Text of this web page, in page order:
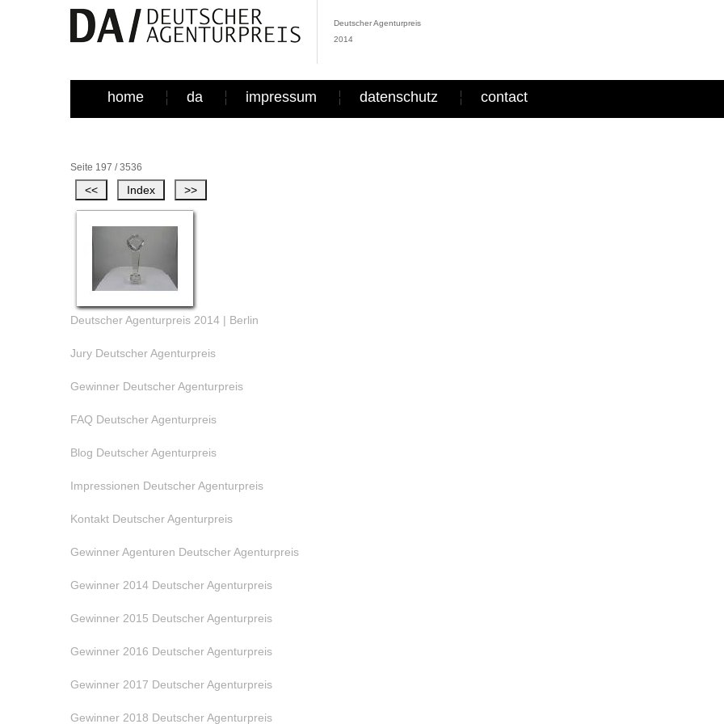
Deutscher Agenturpreis
2014
home da impressum datenschutz contact
Seite 197 / 3536
Deutscher Agenturpreis 2014 | Berlin
Jury Deutscher Agenturpreis
Gewinner Deutscher Agenturpreis
FAQ Deutscher Agenturpreis
Blog Deutscher Agenturpreis
Impressionen Deutscher Agenturpreis
Kontakt Deutscher Agenturpreis
Gewinner Agenturen Deutscher Agenturpreis
Gewinner 2014 Deutscher Agenturpreis
Gewinner 2015 Deutscher Agenturpreis
Gewinner 2016 Deutscher Agenturpreis
Gewinner 2017 Deutscher Agenturpreis
Gewinner 2018 Deutscher Agenturpreis